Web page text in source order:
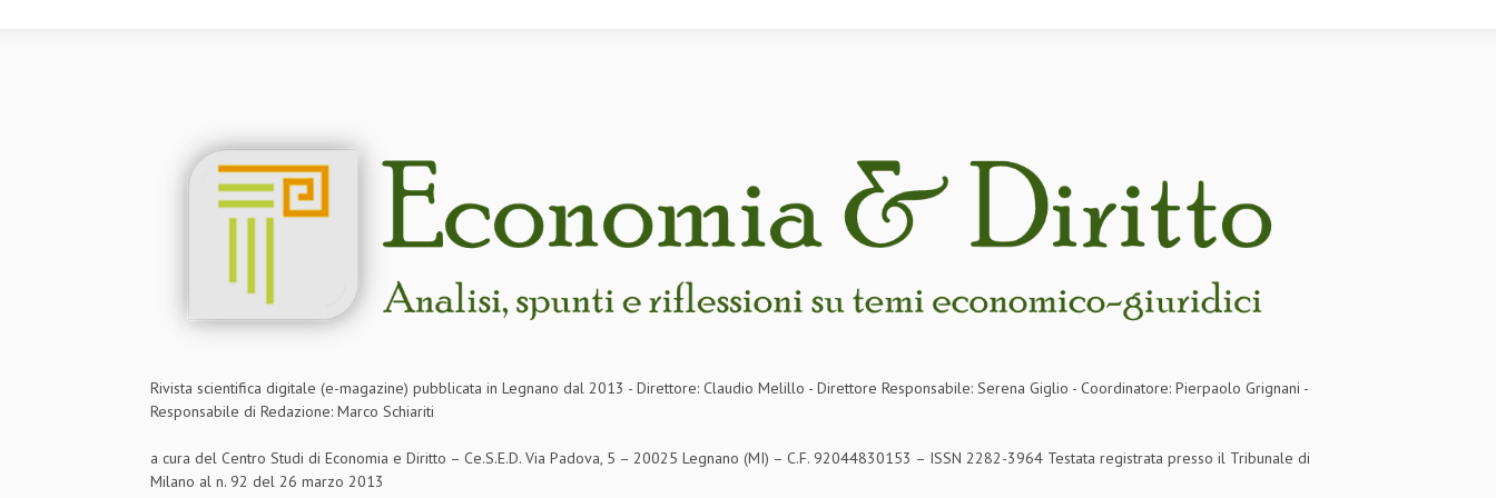
Rivista scientifica digitale (e-magazine) pubblicata in Legnano dal 2013 - Direttore: Claudio Melillo - Direttore Responsabile: Serena Giglio - Coordinatore: Pierpaolo Grignani -
Responsabile di Redazione: Marco Schiariti
a cura del Centro Studi di Economia e Diritto – Ce.S.E.D. Via Padova, 5 – 20025 Legnano (MI) – C.F. 92044830153 – ISSN 2282-3964 Testata registrata presso il Tribunale di
Milano al n. 92 del 26 marzo 2013